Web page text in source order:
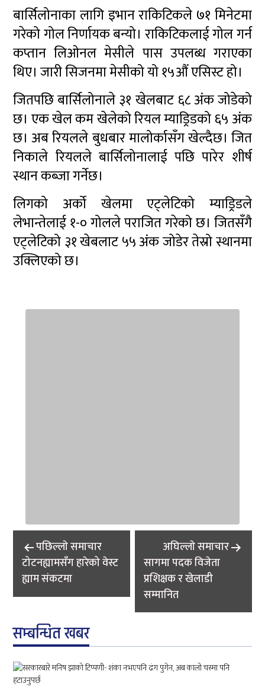
बार्सिलोनाका लागि इभान राकिटिकले ७१ मिनेटमा
गरेको गोल निर्णायक बन्यो। राकिटिकलाई गोल गर्न
कप्तान लिओनल मेसीले पास उपलब्ध गराएका
थिए। जारी सिजनमा मेसीको यो १५औं एसिस्ट हो।
जितपछि बार्सिलोनाले ३१ खेलबाट ६८ अंक जोडेको
छ। एक खेल कम खेलेको रियल म्याड्रिडको ६५ अंक
छ। अब रियलले बुधबार मालोर्कासँग खेल्दैछ। जित
निकाले रियलले बार्सिलोनालाई पछि पारेर शीर्ष
स्थान कब्जा गर्नेछ।
लिगको अर्को खेलमा एट्लेटिको म्याड्रिडले
लेभान्तेलाई १-० गोलले पराजित गरेको छ। जितसँगै
एट्लेटिको ३१ खेबलाट ५५ अंक जोडेर तेस्रो स्थानमा
उक्लिएको छ।
Post
navigation
पछिल्लाे समाचार
टोटनह्यामसँग हारेको वेस्ट
ह्याम संकटमा
अघिल्लाे समाचार
सागमा पदक विजेता
प्रशिक्षक र खेलाडी
सम्मानित
सम्बन्धित खबर